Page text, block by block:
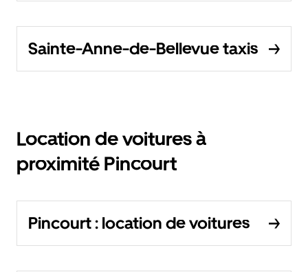
Sainte-Anne-de-Bellevue taxis
Location de voitures à
proximité Pincourt
Pincourt : location de voitures